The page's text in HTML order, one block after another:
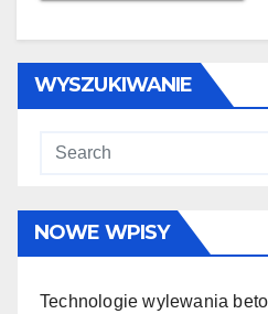
WYSZUKIWANIE
NOWE WPISY
Technologie wylewania